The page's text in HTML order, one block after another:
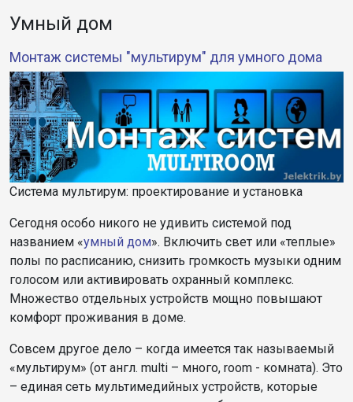
Умный дом
Монтаж системы "мультирум" для умного дома
Система мультирум: проектирование и установка
Сегодня особо никого не удивить системой под
названием «умный дом». Включить свет или «теплые»
полы по расписанию, снизить громкость музыки одним
голосом или активировать охранный комплекс.
Множество отдельных устройств мощно повышают
комфорт проживания в доме.
Совсем другое дело – когда имеется так называемый
«мультирум» (от англ. multi – много, room - комната). Это
– единая сеть мультимедийных устройств, которые